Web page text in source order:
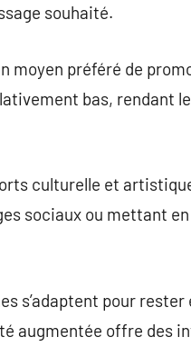
souhaité.
moyen préféré de
bas, rendant
culturelle et
sociaux ou mettant
s’adaptent pour rester
augmentée offre des